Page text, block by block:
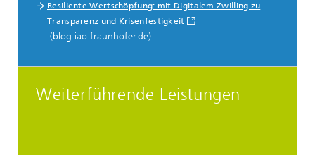
Resiliente Wertschöpfung: mit Digitalem Zwilling zu
Transparenz und Krisenfestigkeit
(blog.iao.fraunhofer.de)
Weiterführende Leistungen